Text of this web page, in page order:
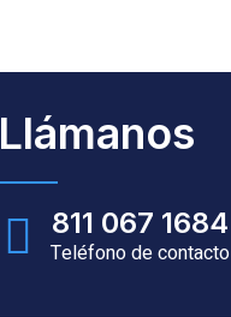
Llámanos
811 067 1684
Teléfono de contacto